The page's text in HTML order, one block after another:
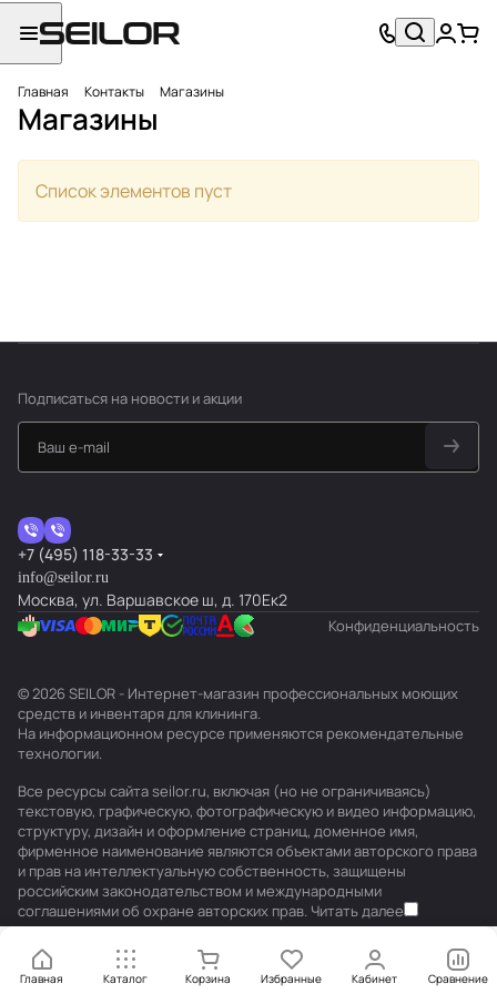
Главная Контакты Магазины
Магазины
Список элементов пуст
Главная Каталог Корзина Избранные Кабинет Сравнение
Подписаться на новости и акции
+7 (495) 118-33-33
info@seilor.ru
Москва, ул. Варшавское ш, д. 170Ек2
Конфиденциальность
© 2026 SEILOR - Интернет-магазин профессиональных моющих
средств и инвентаря для клининга.
На информационном ресурсе применяются рекомендательные
технологии.
Все ресурсы сайта seilor.ru, включая (но не ограничиваясь)
текстовую, графическую, фотографическую и видео информацию,
структуру, дизайн и оформление страниц, доменное имя,
фирменное наименование являются объектами авторского права
и прав на интеллектуальную собственность, защищены
российским законодательством и международными
соглашениями об охране авторских прав. Читать далее